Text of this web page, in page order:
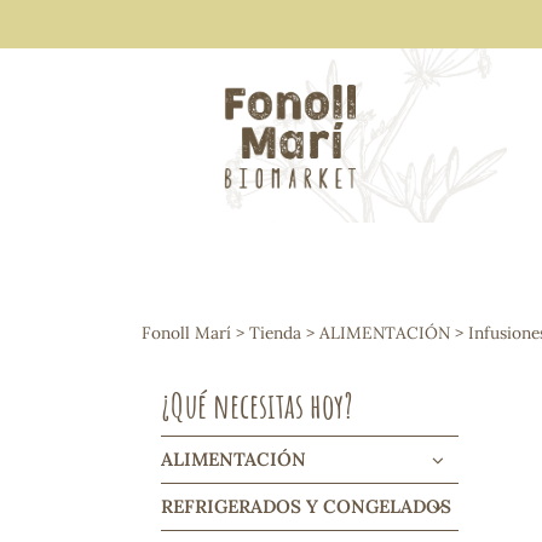
Arroces y legumbres
Frutos secos y snacks
Cereales, mueslis, hinchados y
Galletas y dulces
Vinos y cavas
Condimentos y salsas
Harinas y sémolas
Pasta
Fonoll Marí > Tienda > ALIMENTACIÓN >
¿Qué necesitas hoy?
ALIMENTACIÓN
REFRIGERADOS Y CONGELADOS